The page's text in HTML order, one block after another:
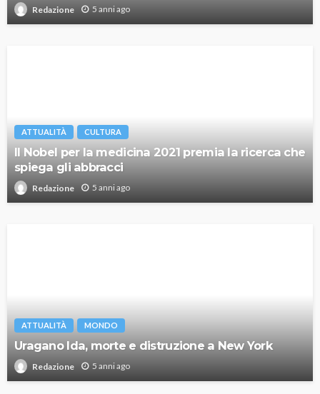
Redazione 5 anni ago
ATTUALITÀ CULTURA
Il Nobel per la medicina 2021 premia la ricerca che
spiega gli abbracci
Redazione 5 anni ago
ATTUALITÀ MONDO
Uragano Ida, morte e distruzione a New York
Redazione 5 anni ago